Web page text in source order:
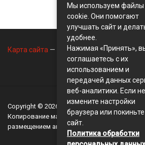
Карта сайта — Контакты— Политика
Copyright © 2026 BusinessMix- Экономика и
Копирование материалов разрешается,
размещением активной ссылки на сайт
Мы используем файлы
cookie. Они помогают
улучшать сайт и
удобнее.
Нажимая «Принять»,
соглашаетесь с их
использованием и
передачей данных
веб-аналитики. Если
измените настройки
браузера или покиньте
сайт.
Политика обработки